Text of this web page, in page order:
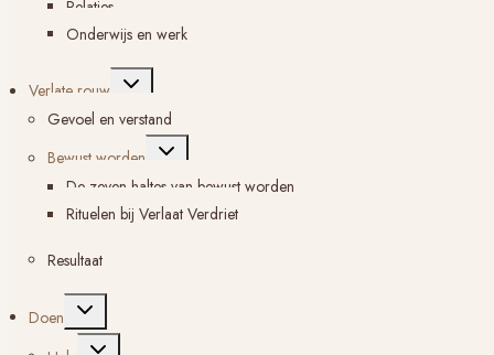
Relaties
Onderwijs en werk
Verlate rouw
Toggle
submenu
Gevoel en verstand
Bewust worden
Toggle
submenu
De zeven haltes van bewust worden
Rituelen bij Verlaat Verdriet
Resultaat
Doen
Toggle
Toggle